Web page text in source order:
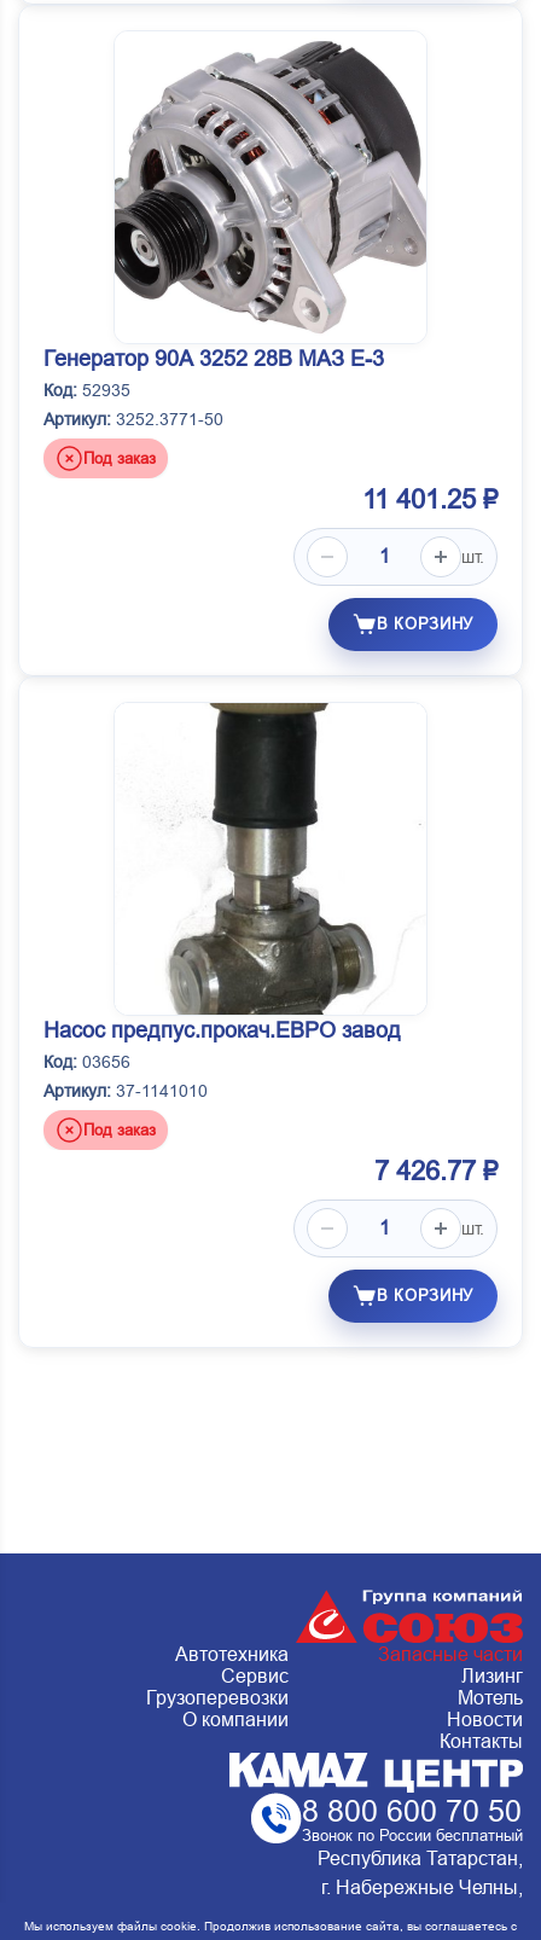
Генератор 90А 3252 28В МАЗ Е-3
Код: 52935
Артикул: 3252.3771-50
Под заказ
11 401.25 ₽
шт.
В КОРЗИНУ
Насос предпус.прокач.ЕВРО завод
Код: 03656
Артикул: 37-1141010
Под заказ
7 426.77 ₽
шт.
В КОРЗИНУ
Автотехника
Запасные части
Сервис
Лизинг
Грузоперевозки
Мотель
О компании
Новости
Контакты
8 800 600 70 50
Звонок по России бесплатный
Республика Татарстан,
г. Набережные Челны,
Металлургическая 15, стр.2 Сервис:
Мы используем файлы cookie. Продолжив использование сайта, вы соглашаетесь с